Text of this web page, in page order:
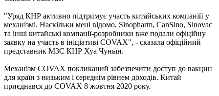
"Уряд КНР активно підтримує участь китайських компаній у
механізмі. Наскільки мені відомо, Sinopharm, CanSino, Sinovac
та інші китайські компанії-розробники вже подали офіційну
заявку на участь в ініціативі COVAX", - сказала офіційний
представник МЗС КНР Хуа Чуньїн.
Механізм COVAX покликаний забезпечити доступ до вакцин
для країн з низьким і середнім рівнем доходів. Китай
приєднався до COVAX 8 жовтня 2020 року.